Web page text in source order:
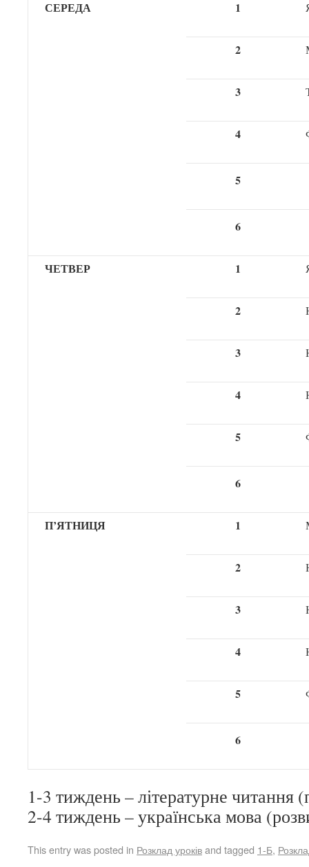
СЕРЕДА 1
2
3
4
5
6
ЧЕТВЕР 1
2
3
4
5
6
П’ЯТНИЦЯ 1
2
3
4
5
6
1-3 тиждень – літературне читання
2-4 тиждень – українська мова
This entry was posted in Розклад уроківand tagged 1-Б,